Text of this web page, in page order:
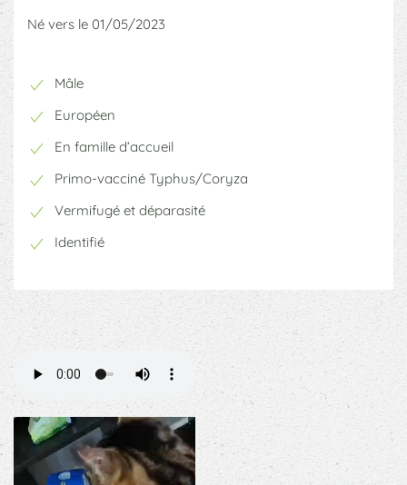
Né vers le 01/05/2023
Mâle
Européen
En famille d’accueil
Primo-vacciné Typhus/Coryza
Vermifugé et déparasité
Identifié